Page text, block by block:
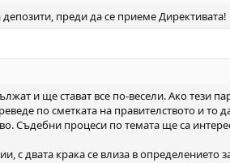
преди да се приеме Директивата!
и ще стават все по-весели. Ако тези
по сметката на правителството и
Съдебни процеси по темата ще са
с двата крака се влиза в определението